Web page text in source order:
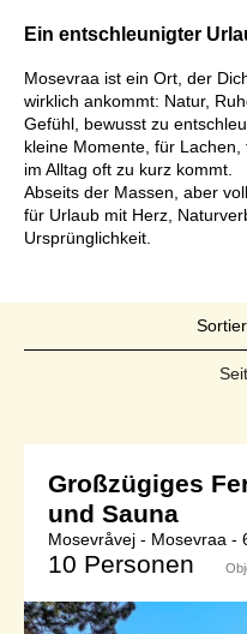
Ein entschleunigter
Mosevraa ist ein Ort, der
wirklich ankommt: Natur,
Gefühl, bewusst zu
kleine Momente, für
im Alltag oft zu kurz kommt.
Abseits der Massen, aber
für Urlaub mit Herz,
Ursprünglichkeit.
Großzügiges
und Sauna
Mosevråvej - Mosevraa -
10 Personen